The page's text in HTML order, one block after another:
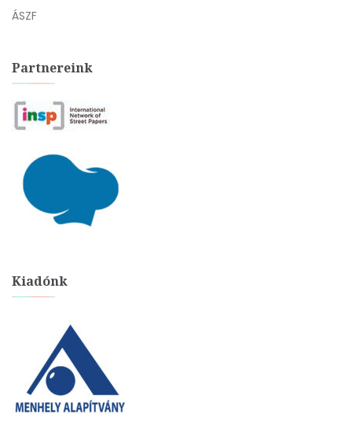
ÁSZF
Partnereink
Kiadónk